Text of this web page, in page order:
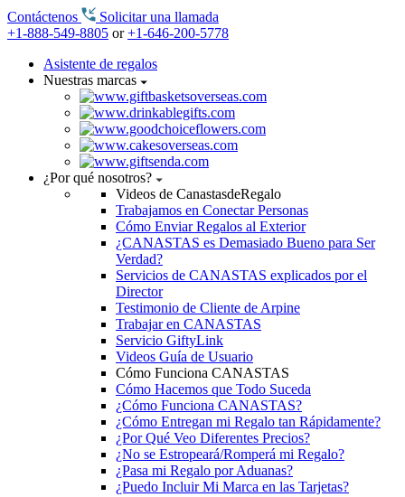
Contáctenos
Solicitar una llamada
+1-888-549-8805 or+1-646-200-5778
Asistente de regalos
Nuestras marcas
¿Por qué nosotros?
Videos de CanastasdeRegalo
Trabajamos en Conectar Personas
Cómo Enviar Regalos al Exterior
¿CANASTAS es Demasiado Bueno para Ser
Verdad?
Servicios de CANASTAS explicados por el
Director
Testimonio de Cliente de Arpine
Trabajar en CANASTAS
Servicio GiftyLink
Videos Guía de Usuario
Cómo Funciona CANASTAS
Cómo Hacemos que Todo Suceda
¿Cómo Funciona CANASTAS?
¿Cómo Entregan mi Regalo tan Rápidamente?
¿Por Qué Veo Diferentes Precios?
¿No se Estropeará/Romperá mi Regalo?
¿Pasa mi Regalo por Aduanas?
¿Puedo Incluir Mi Marca en las Tarjetas?